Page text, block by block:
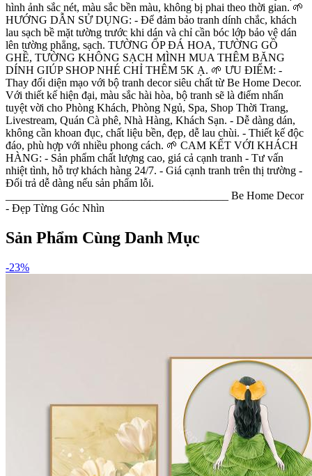
hình ảnh sắc nét, màu sắc bền màu, không bị phai theo thời gian. 🌱
HƯỚNG DẪN SỬ DỤNG: - Để đảm bảo tranh dính chắc, khách
lau sạch bề mặt tường trước khi dán và chỉ cần bóc lớp bảo vệ dán
lên tường phẳng, sạch. TƯỜNG ỐP ĐÁ HOA, TƯỜNG GỒ
GHỀ, TƯỜNG KHÔNG SẠCH MÌNH MUA THÊM BĂNG
DÍNH GIÚP SHOP NHÉ CHỈ THÊM 5K Ạ. 🌱 ƯU ĐIỂM: -
Thay đổi diện mạo với bộ tranh decor siêu chất từ Be Home Decor.
Với thiết kế hiện đại, màu sắc hài hòa, bộ tranh sẽ là điểm nhấn
tuyệt vời cho Phòng Khách, Phòng Ngủ, Spa, Shop Thời Trang,
Livestream, Quán Cà phê, Nhà Hàng, Khách Sạn. - Dễ dàng dán,
không cần khoan đục, chất liệu bền, đẹp, dễ lau chùi. - Thiết kế độc
đáo, phù hợp với nhiều phong cách. 🌱 CAM KẾT VỚI KHÁCH
HÀNG: - Sản phẩm chất lượng cao, giá cả cạnh tranh - Tư vấn
nhiệt tình, hỗ trợ khách hàng 24/7. - Giá cạnh tranh trên thị trường -
Đổi trả dễ dàng nếu sản phẩm lỗi.
________________________________________ Be Home Decor
- Đẹp Từng Góc Nhìn
Sản Phẩm Cùng Danh Mục
-23%